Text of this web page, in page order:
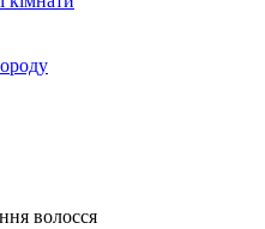
волосся